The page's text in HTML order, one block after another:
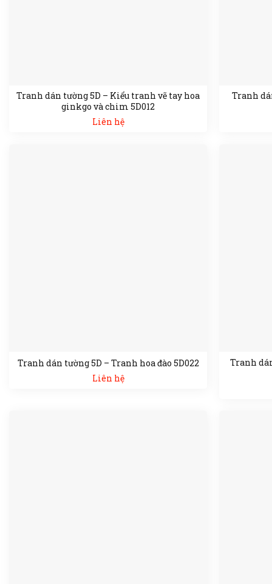
Tranh dán tường 5D – Kiểu tranh vẽ tay hoa
ginkgo và chim 5D012
Liên hệ
Tranh
Tranh dán tường 5D – Tranh hoa đào 5D022
Liên hệ
Tranh